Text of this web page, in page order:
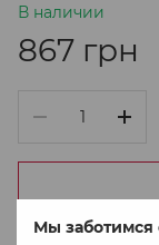
Мы
В наличии
867 грн